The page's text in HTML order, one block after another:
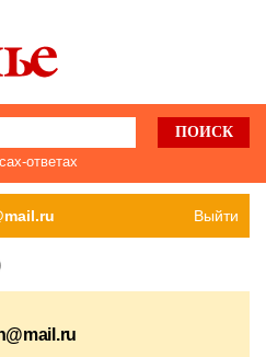
ответах
Выйти